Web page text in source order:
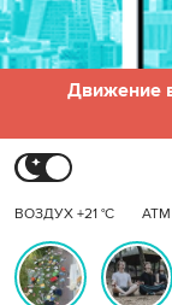
Движение
ВОЗДУХ +21 °C